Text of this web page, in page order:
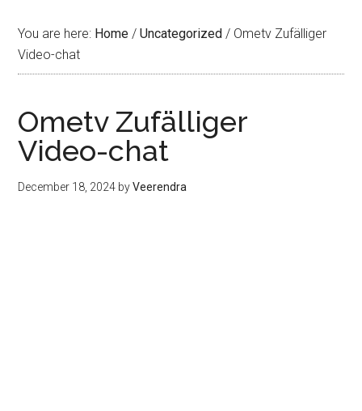
You are here: Home / Uncategorized / Ometv Zufälliger
Video-chat
Ometv Zufälliger
Video-chat
December 18, 2024 byVeerendra